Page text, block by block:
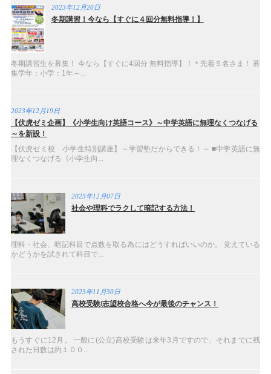
2023年12月20日
冬期講習！今なら【すぐに４回分無料指導！】
冬期講習生を募集！ 今なら【すぐに4回分 無料指導】！＊先着５名さま！ 募
集学年：小学：1年～...
2023年12月19日
【伏虎ゼミ企画】《小学生向け英語コース》～中学英語に無理なくつなげる
～を新設！
【伏虎ゼミ校 小学生特別講座】～学習塾だからできる！～ ■中学英語に無
理なくつなげる《小学生向...
2023年12月07日
社会や理科でラクして暗記する方法！
理科・社会、暗記科目で点数を取る為にはどうすればいいのか。 覚えている
かどうかを試されて科目で...
2023年11月30日
高校受験/志望校合格へ今が最後のチャンス！
もうすぐに12月。 一般に(公立)高校受験は来年3月ですので、それまでに残
された日数は約１００...